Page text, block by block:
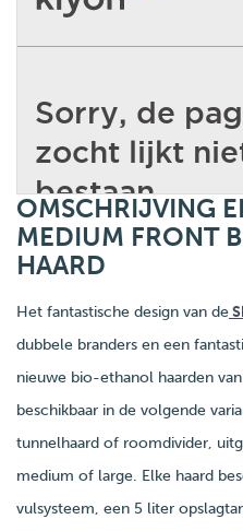
OMSCHRIJVING
MEDIUM FRONT
HAARD
Het fantastische design van de
dubbele branders en een
nieuwe bio-ethanol haarden van
beschikbaar in de volgende
tunnelhaard of roomdivider,
medium of large. Elke haard
vulsysteem, een 5 liter